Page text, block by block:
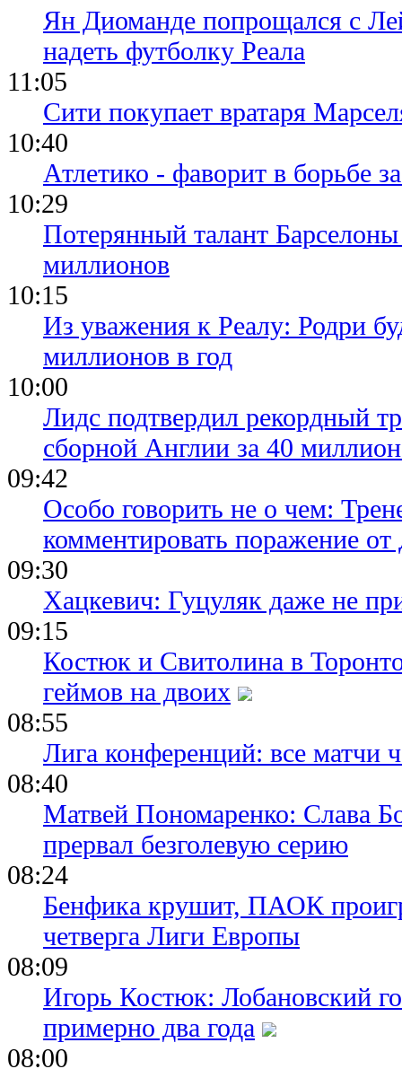
Ян Диоманде попрощался с
надеть футболку Реала
11:05
Сити покупает вратаря
10:40
Атлетико - фаворит в борьбе
10:29
Потерянный талант
миллионов
10:15
Из уважения к Реалу: Родри
миллионов в год
10:00
Лидс подтвердил рекордный
сборной Англии за 40
09:42
Особо говорить не о чем:
комментировать поражение
09:30
Хацкевич: Гуцуляк даже не
09:15
Костюк и Свитолина в
геймов на двоих
08:55
Лига конференций: все матчи
08:40
Матвей Пономаренко: Слава
прервал безголевую серию
08:24
Бенфика крушит, ПАОК
четверга Лиги Европы
08:09
Игорь Костюк: Лобановский
примерно два года
08:00